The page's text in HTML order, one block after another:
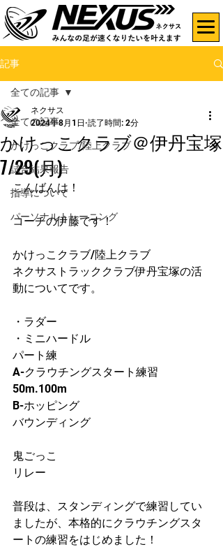
記事
全ての記事
かけっこクラブ/陸上クラブ
試合結果報告
指導について
パーソナルトレーニング
全ての記事
かけっこクラブ＠伊丹宝塚
7/29(月)
ネクサス
2024年8月1日 読了時間: 2分
こんばんは！
コーチの伊藤です！
かけっこクラブ/陸上クラブ
ネクサストラッククラブ伊丹宝塚の活
動についてです。
・ラダー
・ミニハードル
パート練
A-クラウチングスタート練習
50m.100m
B-ホッピング
バウンディング
鬼ごっこ
リレー
普段は、スタンディングで練習してい
ましたが、本格的にクラウチングスタ
ートの練習をはじめました！